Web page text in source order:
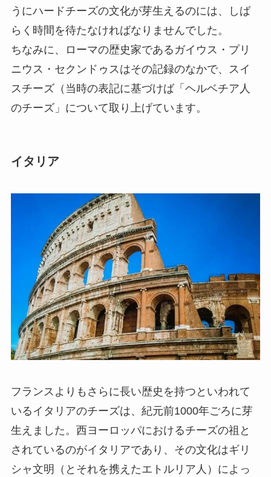
うにハードチーズの文化が芽生えるのには、しば
らく時間を待たなければなりませんでした。
ちなみに、ローマの歴史家であるガイウス・プリ
ニウス・セクンドゥスはその記録のなかで、スイ
スチーズ（当時の表記に基づけば「ヘルベチア人
のチーズ」について取り上げています。
イタリア
フランスよりもさらに長い歴史を持つといわれて
いるイタリアのチーズは、紀元前1000年ごろに芽
生えました。西ヨーロッパにおけるチーズの祖と
されているのがイタリアであり、その文化はギリ
シャ文明（とそれを携えたエトルリア人）によっ